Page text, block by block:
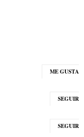
ME GUSTA
SEGUIR
SEGUIR